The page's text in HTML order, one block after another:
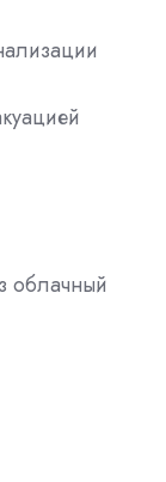
облачный